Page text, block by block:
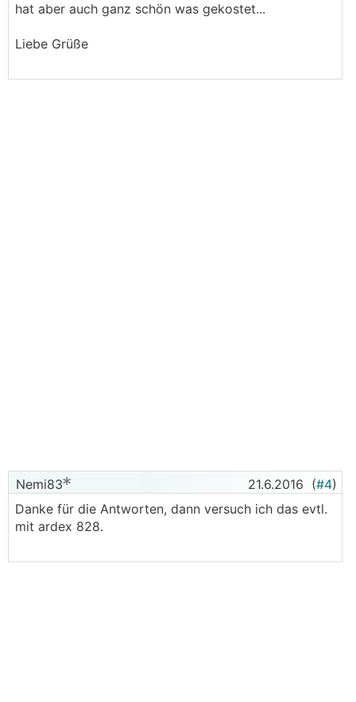
hat aber auch ganz schön was gekostet...
Liebe Grüße
Nemi83 21.6.2016 (#4)
Danke für die Antworten, dann versuch ich das evtl.
mit ardex 828.